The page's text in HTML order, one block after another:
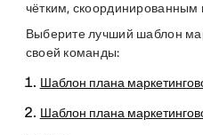
чётким,
Выберите лучший шаблон
своей команды:
Шаблон плана
Шаблон плана